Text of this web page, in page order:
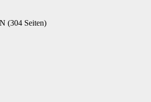
(304 Seiten)